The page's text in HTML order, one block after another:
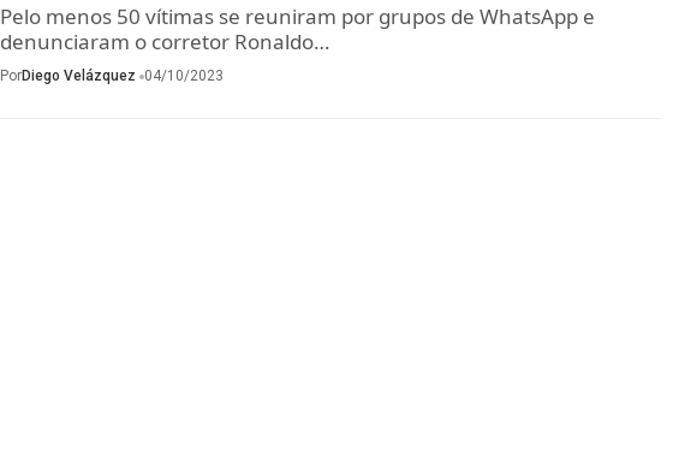
Pelo menos 50 vítimas se reuniram por grupos de WhatsApp e
denunciaram o corretor Ronaldo…
PorDiego Velázquez 04/10/2023